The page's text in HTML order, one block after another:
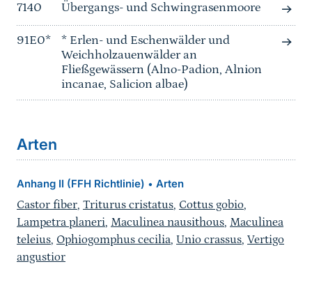
7140 Übergangs- und Schwingrasenmoore
91E0*
* Erlen- und Eschenwälder und
Weichholzauenwälder an
Fließgewässern (Alno-Padion, Alnion
incanae, Salicion albae)
Arten
Anhang II (FFH Richtlinie) • Arten
Castor fiber, Triturus cristatus, Cottus gobio,
Lampetra planeri, Maculinea nausithous, Maculinea
teleius, Ophiogomphus cecilia, Unio crassus, Vertigo
angustior